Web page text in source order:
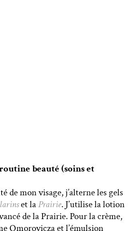
beauté (soins et
de mon visage, j’alterne les gels
et laPrairie. J’utilise la lotion
de la Prairie. Pour la crème,
Omorovicza et l’émulsion